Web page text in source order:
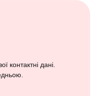
контактні дані.